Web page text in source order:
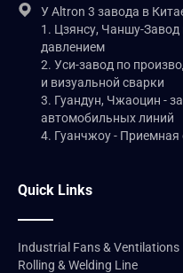
У Altron 3 завода в
1. Цзянсу, Чаншу-
давлением
2. Уси-завод по
и визуальной сварки
3. Гуандун, Чжаоцин -
автомобильных линий
4. Гуанчжоу - Приемная
Quick Links
Industrial Fans & Ventilations
Rolling & Welding Line